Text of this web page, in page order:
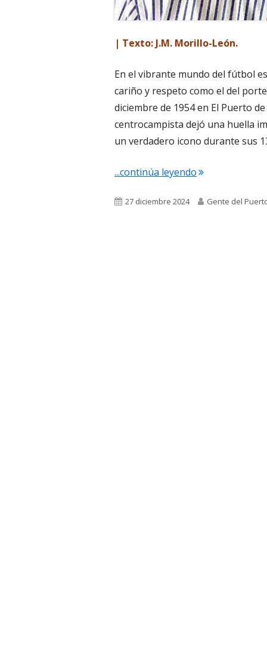
| Texto: J.M. Morillo-León.
En el vibrante mundo del fútbol
cariño y respeto como el del
diciembre de 1954 en El Puerto
centrocampista dejó una huella
un verdadero icono durante sus
...continúa leyendo"Enrique
Publicado
27 diciembre 2024 Autor
Gente del